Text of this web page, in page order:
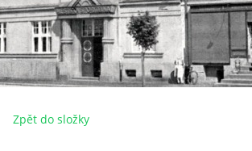
Zpět do složky